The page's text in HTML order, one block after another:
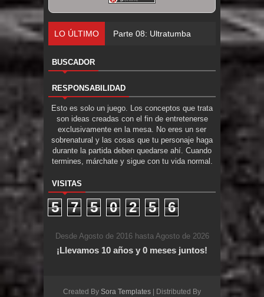
LO ÚLTIMO Parte 08: Ultratumba
BUSCADOR
RESPONSABILIDAD
Esto es solo un juego. Los conceptos que trata
son ideas creadas con el fin de entretenerse
exclusivamente en la mesa. No eres un ser
sobrenatural y las cosas que tu personaje haga
durante la partida deben quedarse ahí. Cuando
termines, márchate y sigue con tu vida normal.
VISITAS
5 7 5 0 2 5 6
Desde Agosto de 2016 hasta Agosto de 2026
¡Llevamos 10 años y 0 meses juntos!
Created By Sora Templates | Distributed By